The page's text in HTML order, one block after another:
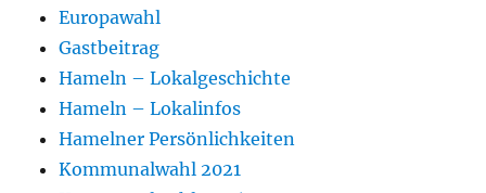
Europawahl
Gastbeitrag
Hameln – Lokalgeschichte
Hameln – Lokalinfos
Hamelner Persönlichkeiten
Kommunalwahl 2021